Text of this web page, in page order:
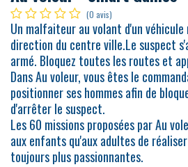
(0 avis)
Un malfaiteur au volant d'un
direction du centre ville.Le suspect
armé. Bloquez toutes les routes et
Dans Au voleur, vous êtes le
positionner ses hommes afin de
d'arrêter le suspect.
Les 60 missions proposées par Au
aux enfants qu'aux adultes de
toujours plus passionnantes.